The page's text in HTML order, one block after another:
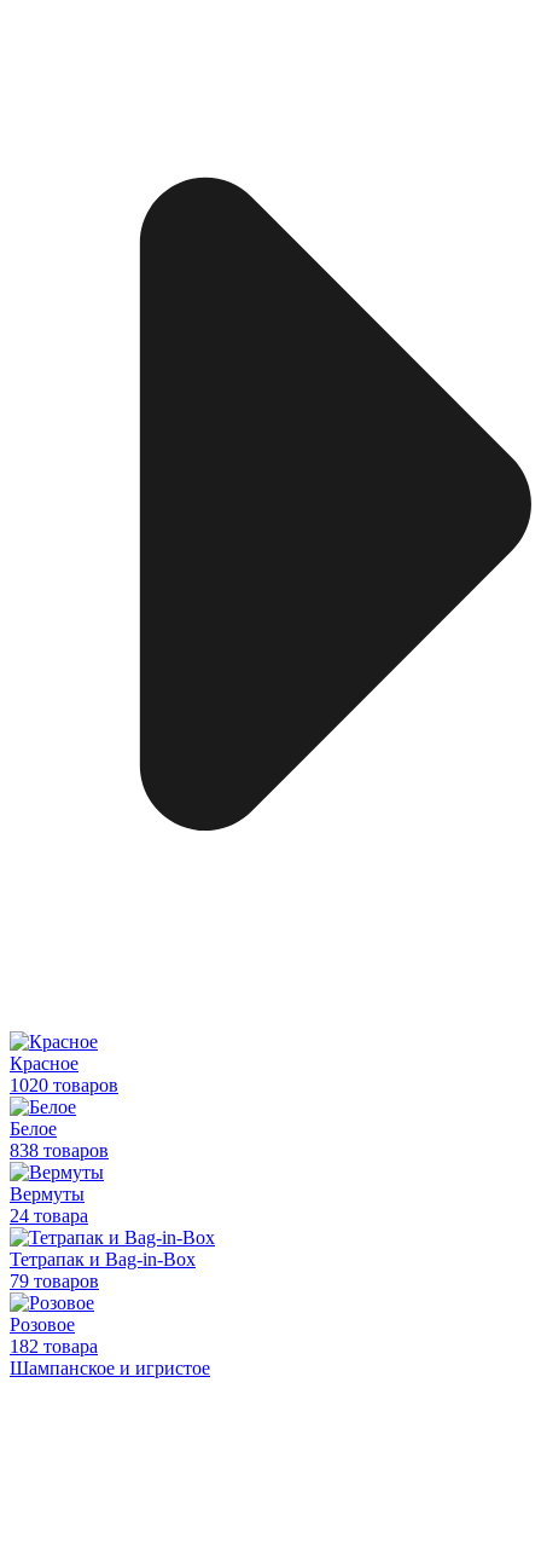
Красное
1020 товаров
Белое
838 товаров
Вермуты
24 товара
Тетрапак и Bag-in-Box
79 товаров
Розовое
182 товара
Шампанское и игристое